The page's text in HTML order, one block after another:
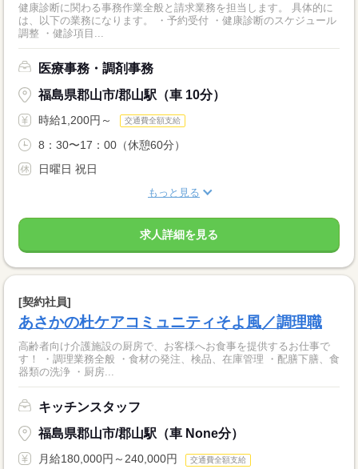
健康診断に関わる事務作業全般と請求業務を担当します。 具体的に
は、以下の業務になります。 ・予約受付 ・健康診断のスケジュール
調整 ・健診項目...
医療事務・調剤事務
福島県郡山市/郡山駅（車 10分）
時給1,200円～ 交通費全額支給
8：30〜17：00（休憩60分）
日曜日 祝日
もっと見る
求人詳細を見る
[契約社員]
あさかの杜ケアコミュニティそよ風／調理職
高齢者向け介護施設の厨房で、お客様へお食事を提供するお仕事で
す！ ・調理業務全般 ・食材の発注、検品、在庫管理 ・配膳下膳、食
器類の洗浄 ・厨房...
キッチンスタッフ
福島県郡山市/郡山駅（車 None分）
月給180,000円～240,000円 交通費全額支給